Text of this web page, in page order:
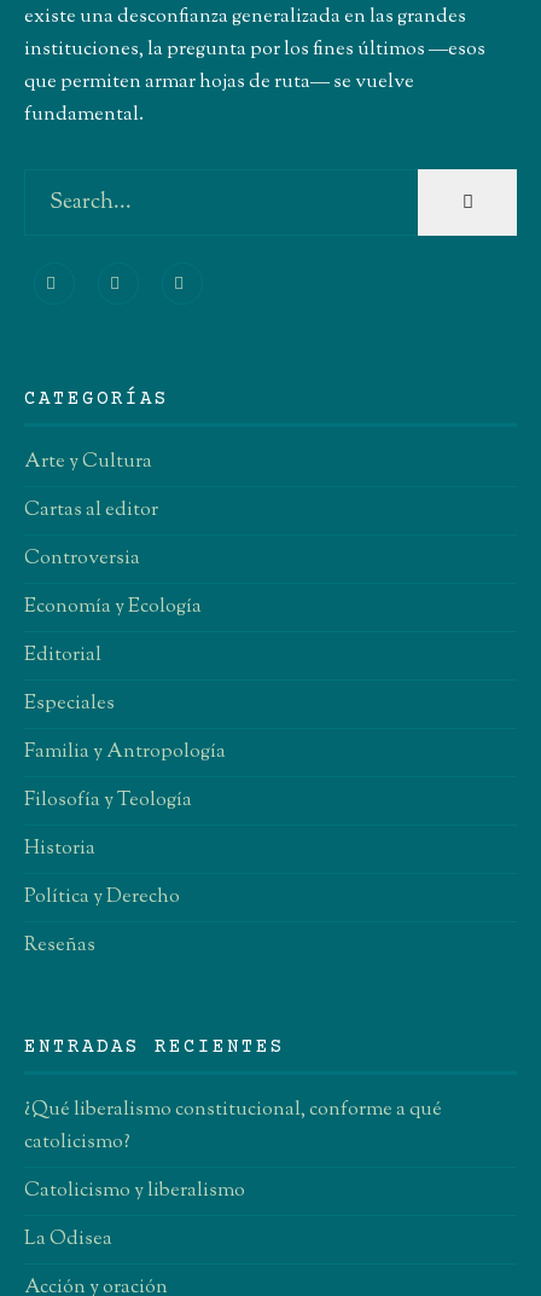
existe una desconfianza generalizada en las grandes
instituciones, la pregunta por los fines últimos ―esos
que permiten armar hojas de ruta― se vuelve
fundamental.
CATEGORÍAS
Arte y Cultura
Cartas al editor
Controversia
Economía y Ecología
Editorial
Especiales
Familia y Antropología
Filosofía y Teología
Historia
Política y Derecho
Reseñas
ENTRADAS RECIENTES
¿Qué liberalismo constitucional, conforme a qué
catolicismo?
Catolicismo y liberalismo
La Odisea
Acción y oración